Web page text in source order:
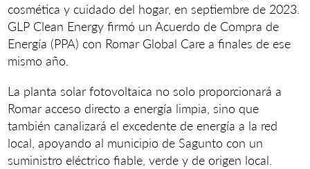
cosmética y cuidado del hogar, en septiembre de 2023.
GLP Clean Energy firmó un Acuerdo de Compra de
Energía (PPA) con Romar Global Care a finales de ese
mismo año.
La planta solar fotovoltaica no solo proporcionará a
Romar acceso directo a energía limpia, sino que
también canalizará el excedente de energía a la red
local, apoyando al municipio de Sagunto con un
suministro eléctrico fiable, verde y de origen local.